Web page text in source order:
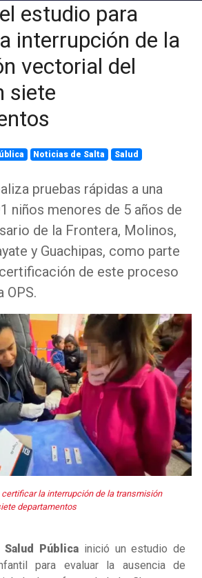
estudio para
interrupción de la
vectorial del
siete
Noticias de Salta
Salud
pruebas rápidas a una
niños menores de 5 años de
de la Frontera, Molinos,
y Guachipas, como parte
de este proceso
OPS.
la interrupción de la transmisión
departamentos
Pública inició un estudio de
para evaluar la ausencia de